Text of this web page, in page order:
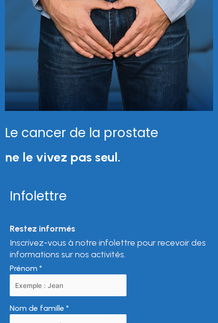
Le cancer de la prostate
ne le vivez pas seul.
Infolettre
Restez informés
Inscrivez-vous à notre infolettre pour recevoir des
informations sur nos activités.
Prénom *
Nom de famille *